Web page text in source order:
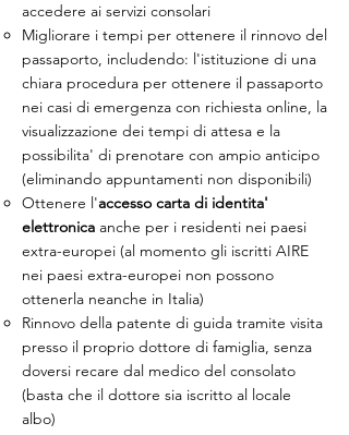
accedere ai servizi consolari
Migliorare i tempi per ottenere il rinnovo del
passaporto, includendo: l'istituzione di una
chiara procedura per ottenere il passaporto
nei casi di emergenza con richiesta online, la
visualizzazione dei tempi di attesa e la
possibilita' di prenotare con ampio anticipo
(eliminando appuntamenti non disponibili)
Ottenere l'accesso carta di identita'
elettronica anche per i residenti nei paesi
extra-europei (al momento gli iscritti AIRE
nei paesi extra-europei non possono
ottenerla neanche in Italia)
Rinnovo della patente di guida tramite visita
presso il proprio dottore di famiglia, senza
doversi recare dal medico del consolato​​
(basta che il dottore sia iscritto al locale
albo)